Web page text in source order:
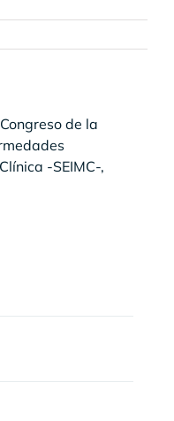
de la
-SEIMC-,